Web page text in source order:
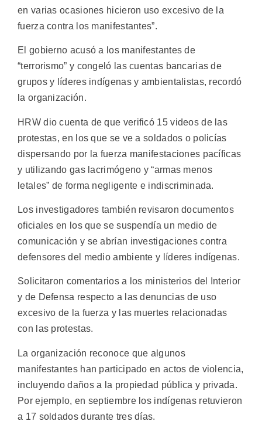
en varias ocasiones hicieron uso excesivo de la
fuerza contra los manifestantes”.
El gobierno acusó a los manifestantes de
“terrorismo” y congeló las cuentas bancarias de
grupos y líderes indígenas y ambientalistas, recordó
la organización.
HRW dio cuenta de que verificó 15 videos de las
protestas, en los que se ve a soldados o policías
dispersando por la fuerza manifestaciones pacíficas
y utilizando gas lacrimógeno y “armas menos
letales” de forma negligente e indiscriminada.
Los investigadores también revisaron documentos
oficiales en los que se suspendía un medio de
comunicación y se abrían investigaciones contra
defensores del medio ambiente y líderes indígenas.
Solicitaron comentarios a los ministerios del Interior
y de Defensa respecto a las denuncias de uso
excesivo de la fuerza y las muertes relacionadas
con las protestas.
La organización reconoce que algunos
manifestantes han participado en actos de violencia,
incluyendo daños a la propiedad pública y privada.
Por ejemplo, en septiembre los indígenas retuvieron
a 17 soldados durante tres días.